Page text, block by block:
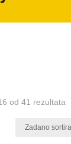
od 41 rezultata